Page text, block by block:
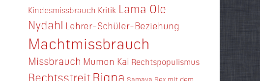
Kindesmissbrauch Kritik Lama Ole
Nydahl Lehrer-Schüler-Beziehung
Machtmissbrauch
Missbrauch Mumon Kai Rechtspopulismus
Rechtsstreit Rigpa Samaya Sex mit dem